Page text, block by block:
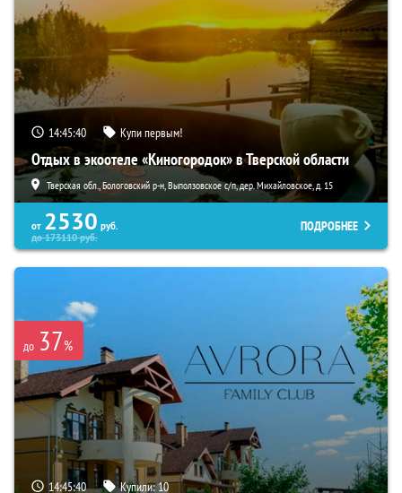
14:45:38 Купи первым!
Отдых в экоотеле «Киногородок» в Тверской области
Тверская обл., Бологовский р-н, Выползовское с/п, дер. Михайловское, д. 15
от 2530 руб.
до173110руб.
ПОДРОБНЕЕ
до 37%
14:45:38 Купили:10